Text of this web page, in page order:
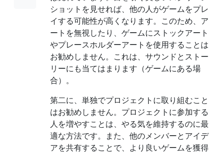
ショットを見せれば、他の人がゲームをプレ
イする可能性が高くなります。このため、ア
ートを無視したり、ゲームにストックアート
やプレースホルダーアートを使用することは
お勧めしません。これは、サウンドとストー
リーにも当てはまります（ゲームにある場
合）。
第二に、単独でプロジェクトに取り組むこと
はお勧めしません。プロジェクトに参加する
人を増やすことは、やる気を維持するのに最
適な方法です。また、他のメンバーとアイデ
アを共有することで、より良いゲームを獲得